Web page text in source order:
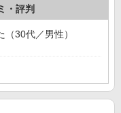
・評判
30代／男性）